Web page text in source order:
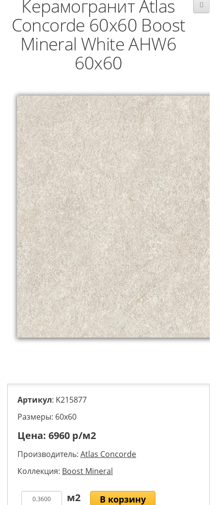
Керамогранит Atlas
Concorde 60x60 Boost
Mineral White AHW6
60x60
Артикул: K215877
Размеры: 60х60
Цена: 6960 р/м2
Производитель: Atlas Concorde
Коллекция: Boost Mineral
В корзину